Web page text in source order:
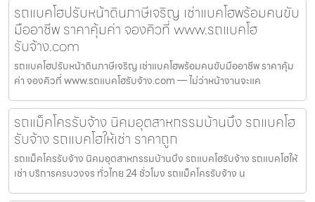
รถแบคโฮปรับหน้าดินภาษีเจริญ เช่าแบคโฮพร้อมคนขับ
มืออาชีพ ราคาคุ้มค่า จองคิวที่ www.รถแบคโฮ
รับจ้าง.com
รถแบคโฮปรับหน้าดินภาษีเจริญ เช่าแบคโฮพร้อมคนขับมืออาชีพ ราคาคุ้ม
ค่า จองคิวที่ www.รถแบคโฮรับจ้าง.com — ไม่ว่าหน้างานจะแค
รถแม็คโครรับจ้าง นิคมอุตสาหกรรมบ้านบึง รถแบคโฮ
รับจ้าง รถแบคโฮให้เช่า ราคาถูก
รถแม็คโครรับจ้าง นิคมอุตสาหกรรมบ้านบึง รถแบคโฮรับจ้าง รถแบคโฮให้
เช่า บริการครบวงจร ทั่วไทย 24 ชั่วโมง รถแม็คโครรับจ้าง น